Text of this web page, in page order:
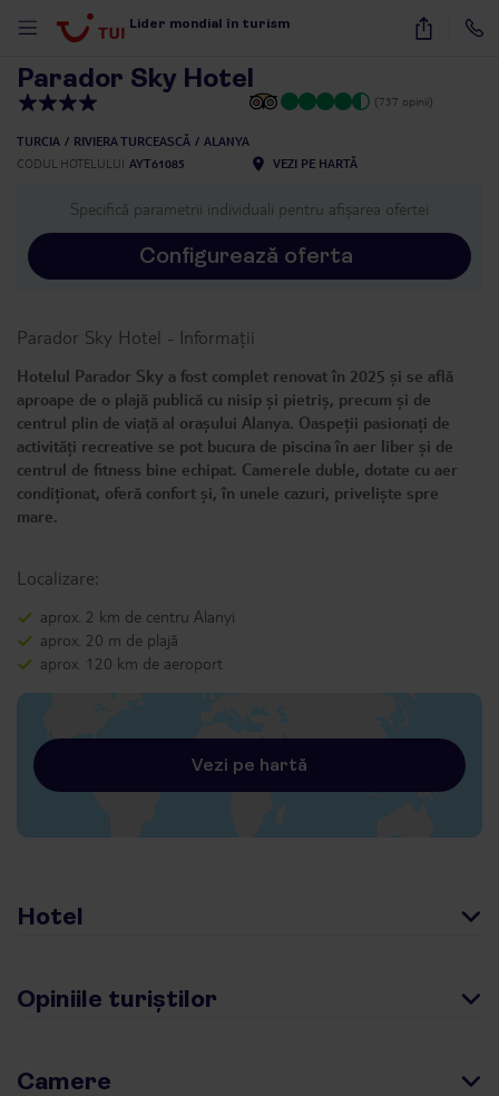
Lider mondial în turism 31
Parador Sky Hotel
(737 opinii)
TURCIA RIVIERA TURCEASCĂ
ALANYA
CODUL HOTELULUI AYT61085 VEZI PE HARTĂ
Specifică parametrii individuali pentru afișarea ofertei
Configurează oferta
Parador Sky Hotel - Informații
Hotelul Parador Sky a fost complet renovat în 2025 și se află
aproape de o plajă publică cu nisip și pietriș, precum și de
centrul plin de viață al orașului Alanya. Oaspeții pasionați de
activități recreative se pot bucura de piscina în aer liber și de
centrul de fitness bine echipat. Camerele duble, dotate cu aer
condiționat, oferă confort și, în unele cazuri, priveliște spre
mare.
Localizare:
aprox. 2 km de centru Alanyi
aprox. 20 m de plajă
aprox. 120 km de aeroport
Vezi pe hartă
Hotel
Opiniile turiștilor
Camere